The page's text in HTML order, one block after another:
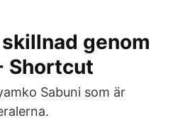
genom
Shortcut
Sabuni som är